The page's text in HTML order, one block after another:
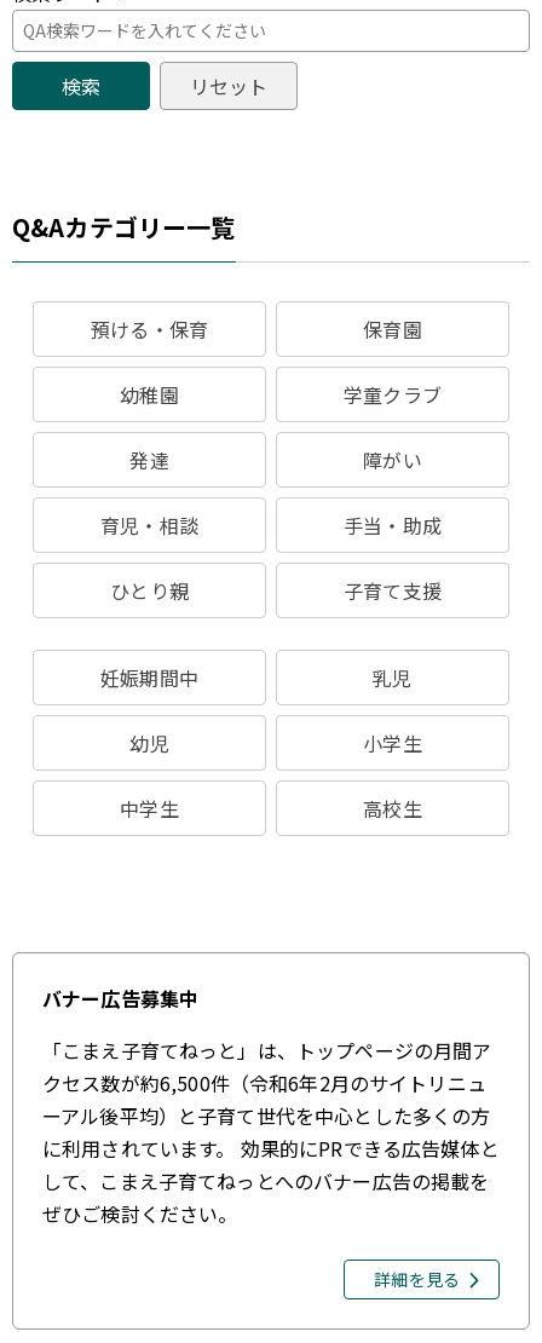
Q&Aカテゴリー一覧
預ける・保育 保育園
幼稚園 学童クラブ
発達 障がい
育児・相談 手当・助成
ひとり親 子育て支援
妊娠期間中 乳児
幼児 小学生
中学生 高校生
バナー広告募集中
「こまえ子育てねっと」は、トップページの月間ア
クセス数が約6,500件（令和6年2月のサイトリニュ
ーアル後平均）と子育て世代を中心とした多くの方
に利用されています。 効果的にPRできる広告媒体と
して、こまえ子育てねっとへのバナー広告の掲載を
ぜひご検討ください。
詳細を見る